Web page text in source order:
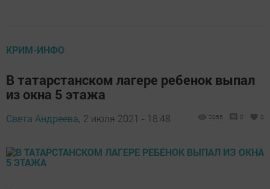
КРИМ-ИНФО
В татарстанском лагере ребенок выпал
из окна 5 этажа
Света Андреева, 2 июля 2021 - 18:48 2055 0 0